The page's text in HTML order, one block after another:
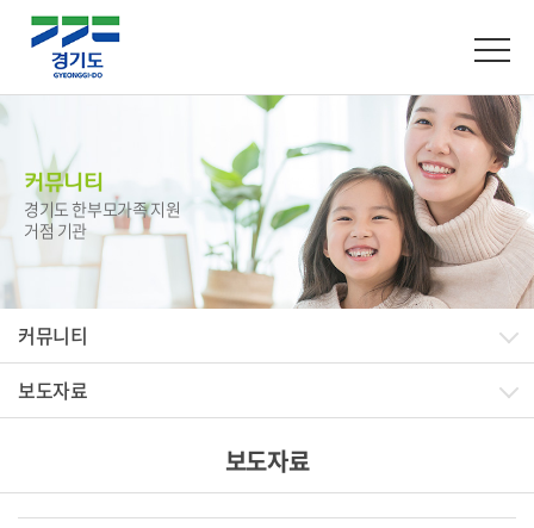
커뮤니티
경기도 한부모가족 지원
거점 기관
커뮤니티
보도자료
보도자료